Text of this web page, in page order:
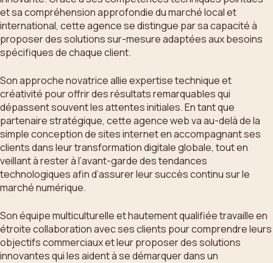
et sa compréhension approfondie du marché local et
international, cette agence se distingue par sa capacité à
proposer des solutions sur-mesure adaptées aux besoins
spécifiques de chaque client.
Son approche novatrice allie expertise technique et
créativité pour offrir des résultats remarquables qui
dépassent souvent les attentes initiales. En tant que
partenaire stratégique, cette agence web va au-delà de la
simple conception de sites internet en accompagnant ses
clients dans leur transformation digitale globale, tout en
veillant à rester à l’avant-garde des tendances
technologiques afin d’assurer leur succès continu sur le
marché numérique.
Son équipe multiculturelle et hautement qualifiée travaille en
étroite collaboration avec ses clients pour comprendre leurs
objectifs commerciaux et leur proposer des solutions
innovantes qui les aident à se démarquer dans un